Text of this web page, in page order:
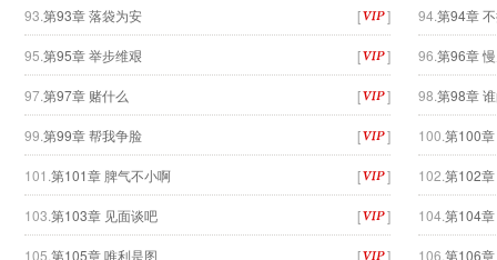
93. 第93章 落袋为安 [ ] 94. 第94章
95. 第95章 举步维艰 [ ] 96. 第96章
97.第97章 赌什么 [ ] 98. 第98章
99. 第99章 帮我争脸 [ ] 100. 第100
101. 第101章 脾气不小啊 [ ] 102. 第102
103. 第103章 见面谈吧 [ ] 104. 第104
105. 第105章 唯利是图 [ ] 106. 第106